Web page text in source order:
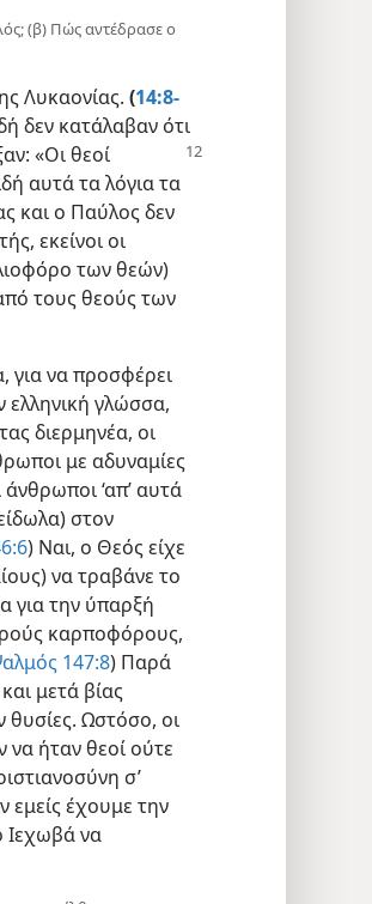
(β) Πώς αντέδρασε ο
Λυκαονίας. (14:8-
δεν κατάλαβαν ότι
«Οι θεοί
αυτά τα λόγια τα
και ο Παύλος δεν
εκείνοι οι
των θεών)
τους θεούς των
για να προσφέρει
ελληνική γλώσσα,
διερμηνέα, οι
με αδυναμίες
‘απ’ αυτά
στον
) Ναι, ο Θεός είχε
να τραβάνε το
για την ύπαρξή
καρποφόρους,
147:8) Παρά
μετά βίας
Ωστόσο, οι
να ήταν θεοί ούτε
σ’
εμείς έχουμε την
Ιεχωβά να